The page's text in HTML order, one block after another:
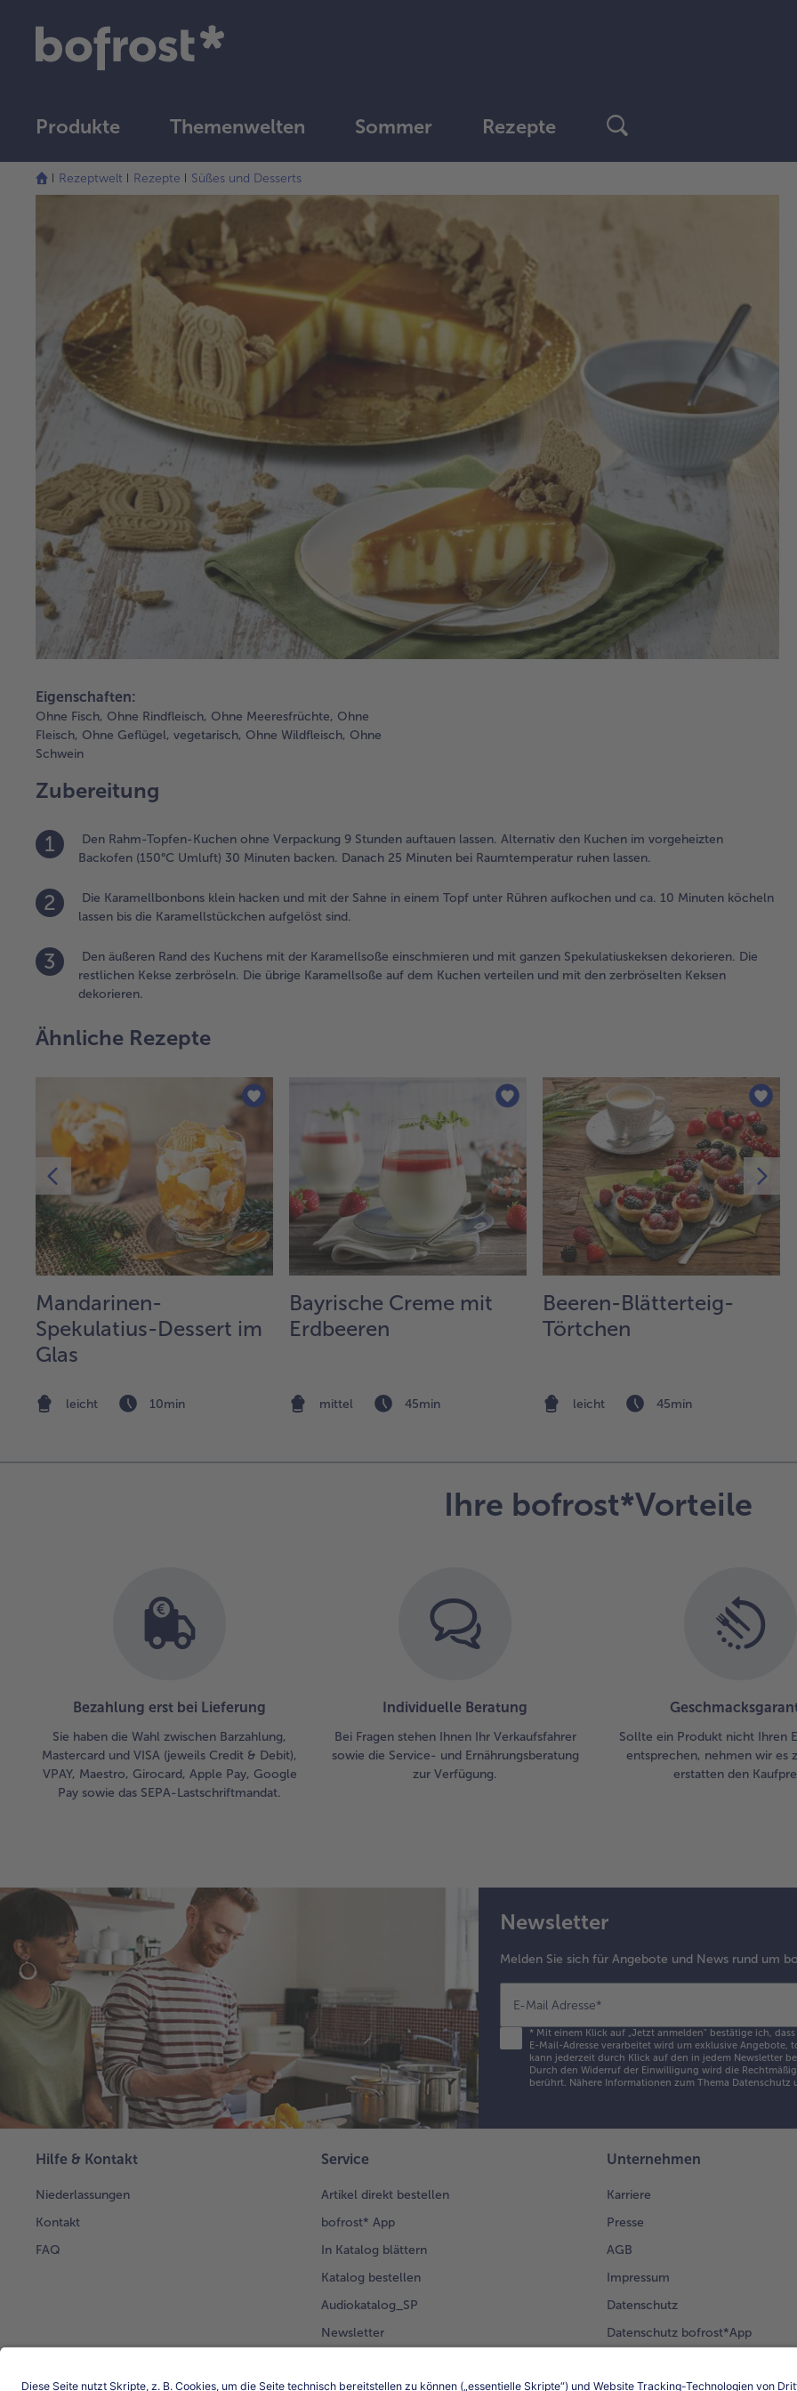
Produkte Themenwelten Sommer Rezepte
Rezeptwelt Rezepte Süßes und Desserts
Eigenschaften:
Ohne Fisch, Ohne Rindfleisch, Ohne Meeresfrüchte, Ohne
Fleisch, Ohne Geflügel, vegetarisch, Ohne Wildfleisch, Ohne
Schwein
Zubereitung
1
Den Rahm-Topfen-Kuchen ohne Verpackung 9 Stunden auftauen lassen. Alternativ den Kuchen im vorgeheizten
Backofen (150°C Umluft) 30 Minuten backen. Danach 25 Minuten bei Raumtemperatur ruhen lassen.
2
Die Karamellbonbons klein hacken und mit der Sahne in einem Topf unter Rühren aufkochen und ca. 10 Minuten köcheln
lassen bis die Karamellstückchen aufgelöst sind.
3
Den äußeren Rand des Kuchens mit der Karamellsoße einschmieren und mit ganzen Spekulatiuskeksen dekorieren. Die
restlichen Kekse zerbröseln. Die übrige Karamellsoße auf dem Kuchen verteilen und mit den zerbröselten Keksen
dekorieren.
Ähnliche Rezepte
Mandarinen-
Spekulatius-Dessert im
Glas
leicht 10min
Bayrische Creme mit
Erdbeeren
mittel 45min
Beeren-Blätterteig-
Törtchen
leicht 45min
Ihre bofrost*Vorteile
Bezahlung erst bei Lieferung
Sie haben die Wahl zwischen Barzahlung,
Mastercard und VISA (jeweils Credit & Debit),
VPAY, Maestro, Girocard, Apple Pay, Google
Pay sowie das SEPA-Lastschriftmandat.
Individuelle Beratung
Bei Fragen stehen Ihnen Ihr Verkaufsfahrer
sowie die Service- und Ernährungsberatung
zur Verfügung.
Sollte ein Produkt nicht Ihren
entsprechen, nehmen wir es
erstatten den
Newsletter
Melden Sie sich für Angebote und News rund um
E-Mail Adresse*
*Mit einem Klick auf „Jetzt anmelden" bestätige ich,
E-Mail-Adresse verarbeitet wird um exklusive
kann jederzeit durch Klick auf den in jedem Newsletter
Durch den Widerruf der Einwilligung wird die
berührt. Nähere Informationen zum Thema Datenschutz
Hilfe & Kontakt
Niederlassungen
Kontakt
FAQ
Service
Artikel direkt bestellen
bofrost* App
In Katalog blättern
Katalog bestellen
Audiokatalog_SP
Newsletter
Unternehmen
Karriere
Presse
AGB
Impressum
Datenschutz
Datenschutz bofrost*App